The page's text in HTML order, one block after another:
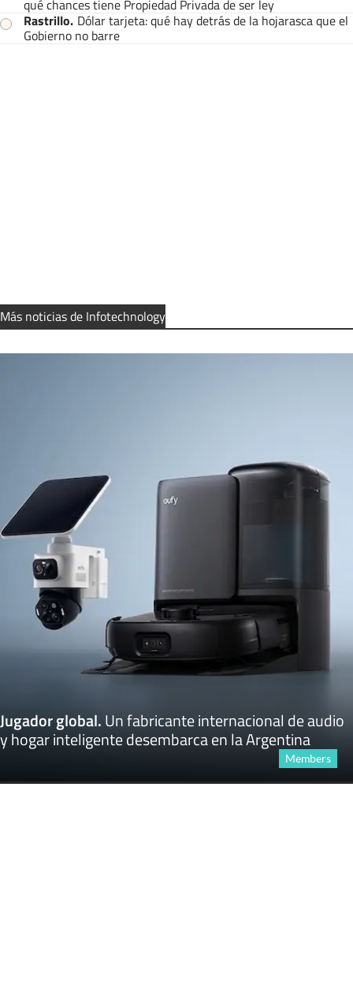
qué chances tiene Propiedad Privada de ser ley
Rastrillo. Dólar tarjeta: qué hay detrás de la hojarasca que el
Gobierno no barre
Más noticias de Infotechnology
Jugador global.Un fabricante internacional de audio
y hogar inteligente desembarca en la Argentina
Members